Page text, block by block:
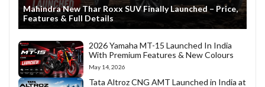
Mahindra New Thar Roxx SUV Finally Launched – Price,
Features & Full Details
2026 Yamaha MT-15 Launched In India
With Premium Features & New Colours
May 14, 2026
Tata Altroz CNG AMT Launched in India at